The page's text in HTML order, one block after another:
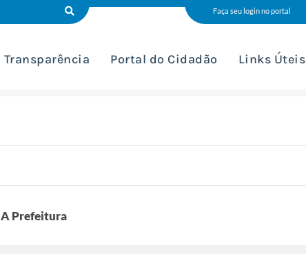
Faça seu login no portal
Transparência Portal do Cidadão Links Úteis
A Prefeitura